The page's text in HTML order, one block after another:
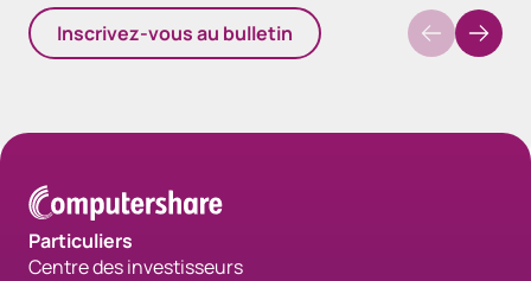
Inscrivez-vous au bulletin
Particuliers
Centre des investisseurs